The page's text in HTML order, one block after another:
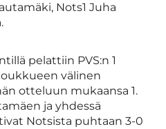
Nots1 Juha
pelattiin PVS:n 1
välinen
otteluun mukaansa 1.
ja yhdessä
Notsista puhtaan 3-0